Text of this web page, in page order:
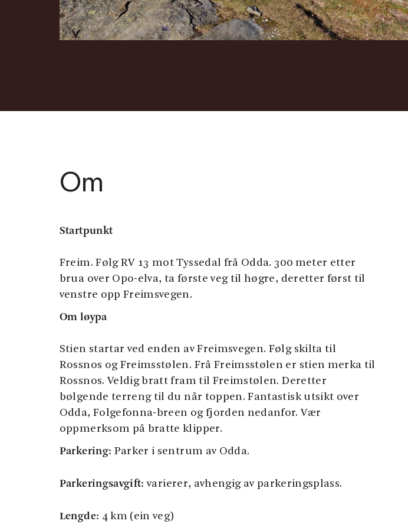
Om
Startpunkt
Freim. Følg RV 13 mot Tyssedal frå Odda. 300 meter etter
brua over Opo-elva, ta første veg til høgre, deretter først til
venstre opp Freimsvegen.
Om løypa
Stien startar ved enden av Freimsvegen. Følg skilta til
Rossnos og Freimsstølen. Frå Freimsstølen er stien merka til
Rossnos. Veldig bratt fram til Freimstølen. Deretter
bølgende terreng til du når toppen. Fantastisk utsikt over
Odda, Folgefonna-breen og fjorden nedanfor. Vær
oppmerksom på bratte klipper.
Parkering: Parker i sentrum av Odda.
Parkeringsavgift:varierer, avhengig av parkeringsplass.
Lengde: 4 km (ein veg)